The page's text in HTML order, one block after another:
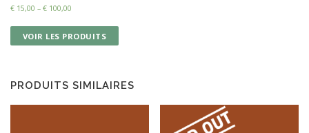
€ 15,00 – € 100,00
VOIR LES PRODUITS
PRODUITS SIMILAIRES